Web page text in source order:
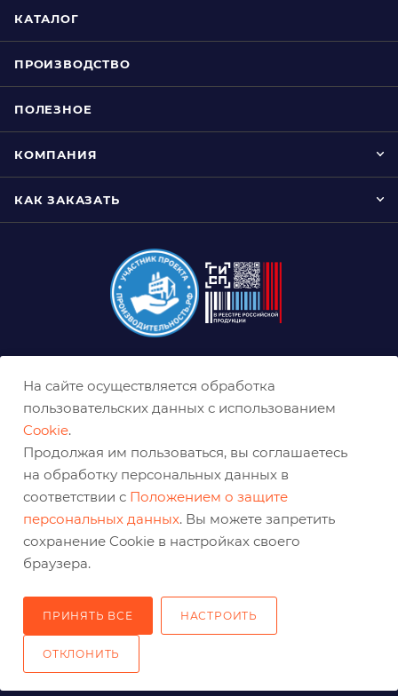
КАТАЛОГ
ПРОИЗВОДСТВО
ПОЛЕЗНОЕ
КОМПАНИЯ
КАК ЗАКАЗАТЬ
nn@belabraziv.ru
На сайте осуществляется обработка
пользовательских данных с использованием
Cookie.
Продолжая им пользоваться, вы соглашаетесь
на обработку персональных данных в
соответствии с Положением о защите
персональных данных. Вы можете запретить
сохранение Cookie в настройках своего
браузера.
ПРИНЯТЬ ВСЕ НАСТРОИТЬ
ОТКЛОНИТЬ